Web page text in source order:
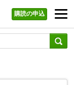
購読の申込